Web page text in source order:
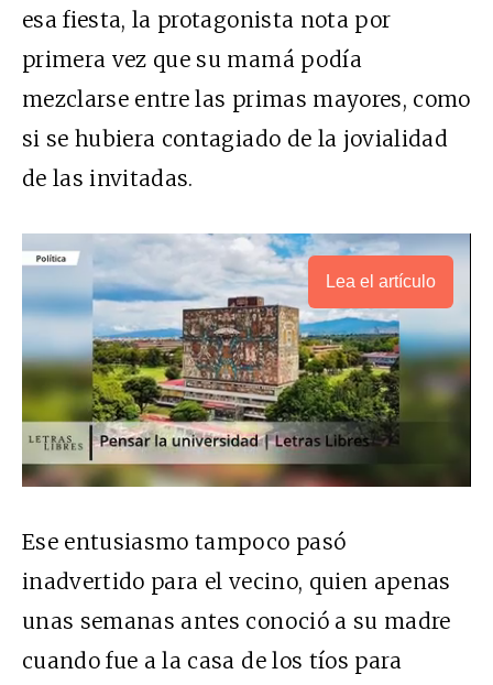
esa fiesta, la protagonista nota por
primera vez que su mamá podía
mezclarse entre las primas mayores, como
si se hubiera contagiado de la jovialidad
de las invitadas.
Lea el artículo
Ese entusiasmo tampoco pasó
inadvertido para el vecino, quien apenas
unas semanas antes conoció a su madre
cuando fue a la casa de los tíos para